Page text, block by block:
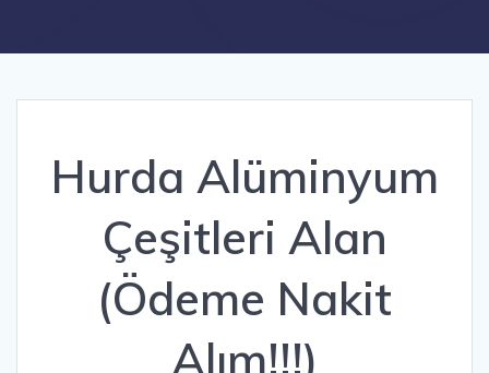
Hurda Alüminyum
Çeşitleri Alan
(Ödeme Nakit
Alım!!!)